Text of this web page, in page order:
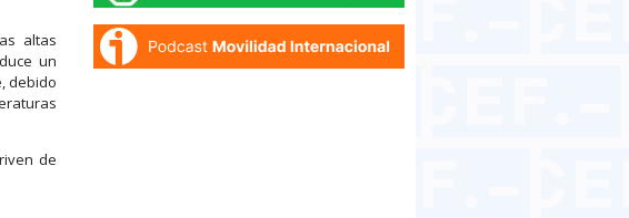
altas
un
debido
de